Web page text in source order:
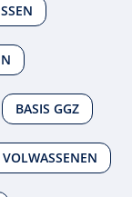
BASIS GGZ